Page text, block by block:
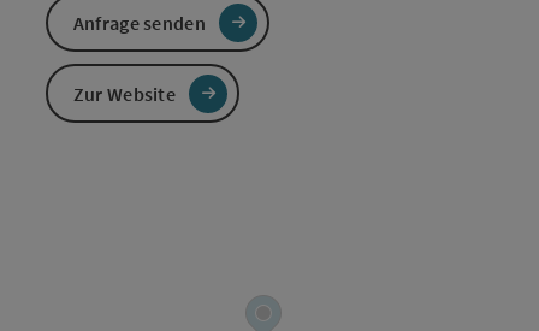
Anfrage senden
Zur Website